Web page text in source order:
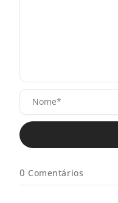
0 Comentários